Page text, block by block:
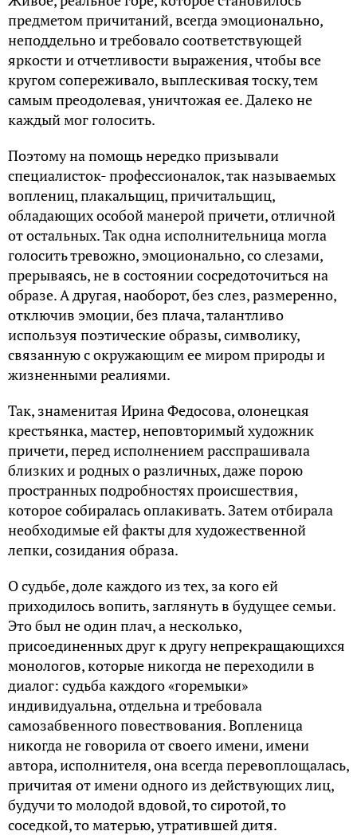
предметом причитаний, всегда эмоционально,
неподдельно и требовало соответствующей
яркости и отчетливости выражения, чтобы все
кругом сопереживало, выплескивая тоску, тем
самым преодолевая, уничтожая ее. Далеко не
каждый мог голосить.
Поэтому на помощь нередко призывали
специалисток- профессионалок, так называемых
воплениц, плакальщиц, причитальщиц,
обладающих особой манерой причети, отличной
от остальных. Так одна исполнительница могла
голосить тревожно, эмоционально, со слезами,
прерываясь, не в состоянии сосредоточиться на
образе. А другая, наоборот, без слез, размеренно,
отключив эмоции, без плача, талантливо
используя поэтические образы, символику,
связанную с окружающим ее миром природы и
жизненными реалиями.
Так, знаменитая Ирина Федосова, олонецкая
крестьянка, мастер, неповторимый художник
причети, перед исполнением расспрашивала
близких и родных о различных, даже порою
пространных подробностях происшествия,
которое собиралась оплакивать. Затем отбирала
необходимые ей факты для художественной
лепки, созидания образа.
О судьбе, доле каждого из тех, за кого ей
приходилось вопить, заглянуть в будущее семьи.
Это был не один плач, а несколько,
присоединенных друг к другу непрекращающихся
монологов, которые никогда не переходили в
диалог: судьба каждого «горемыки»
индивидуальна, отдельна и требовала
самозабвенного повествования. Вопленица
никогда не говорила от своего имени, имени
автора, исполнителя, она всегда перевоплощалась,
причитая от имени одного из действующих лиц,
будучи то молодой вдовой, то сиротой, то
соседкой, то матерью, утратившей дитя.